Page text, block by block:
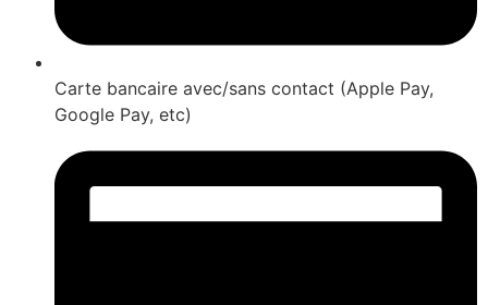
Carte bancaire avec/sans contact (Apple Pay,
Google Pay, etc)